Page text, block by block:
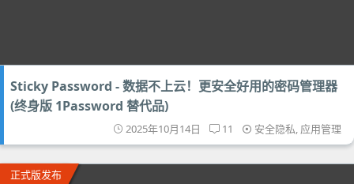
Sticky Password - 数据不上云！更安全好用的密码管理器
(终身版 1Password 替代品)
2025年10月14日 11 安全隐私, 应用管理
正式版发布